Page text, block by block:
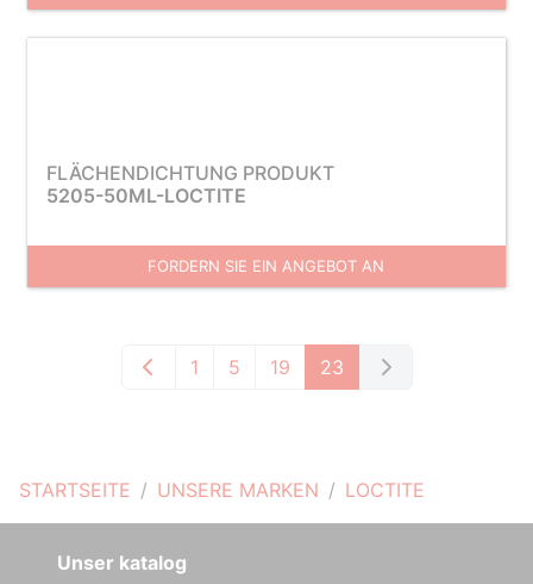
STARTSEITE UNSERE MARKEN LOCTITE
FLÄCHENDICHTUNG PRODUKT
5205-50ML-LOCTITE
FORDERN SIE EIN ANGEBOT AN
1 5 19 23
Unser katalog